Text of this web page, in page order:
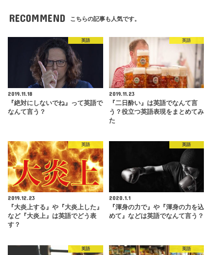
RECOMMEND こちらの記事も人気です。
英語
2019.11.18
『絶対にしないでね』って英語で
なんて言う？
英語
2019.11.23
『二日酔い』は英語でなんて言
う？役立つ英語表現をまとめてみ
た
英語
2019.12.23
『大炎上する』や『大炎上した』
など『大炎上』は英語でどう表
す？
英語
2020.1.1
『渾身の力で』や『渾身の力を込
めて』などは英語でなんて言う？
英語 英語